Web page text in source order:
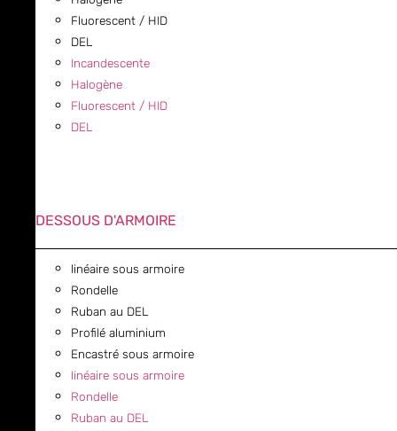
Fluorescent / HID
DEL
Incandescente
Halogène
Fluorescent / HID
DEL
DESSOUS D'ARMOIRE
linéaire sous armoire
Rondelle
Ruban au DEL
Profilé aluminium
Encastré sous armoire
linéaire sous armoire
Rondelle
Ruban au DEL